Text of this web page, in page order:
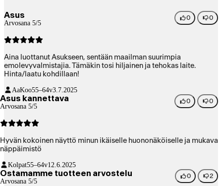
Asus
Arvosana 5/5
0 0
Aina luottanut Asukseen, sentään maailman suurimpia
emolevyvalmistajia. Tämäkin tosi hiljainen ja tehokas laite.
Hinta/laatu kohdillaan!
AaKoo55–64v3.7.2025
Asus kannettava
Arvosana 5/5
0 0
Hyvän kokoinen näyttö minun ikäiselle huononäköiselle ja mukava
näppäimistö
Kolpat55–64v12.6.2025
Ostamamme tuotteen arvostelu
Arvosana 5/5
0 2